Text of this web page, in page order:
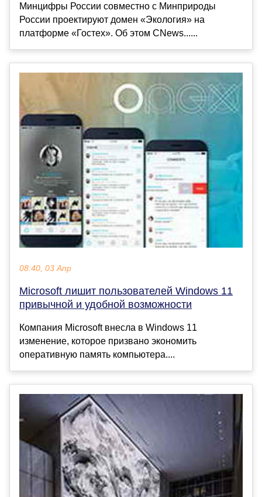
Минцифры России совместно с Минприроды
России проектируют домен «Экология» на
платформе «Гостех». Об этом CNews......
08:40, 03 Апр
Microsoft лишит пользователей Windows 11
привычной и удобной возможности
Компания Microsoft внесла в Windows 11
изменение, которое призвано экономить
оперативную память компьютера....